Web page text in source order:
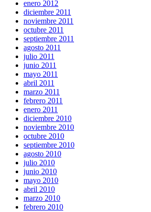
enero 2012
diciembre 2011
noviembre 2011
octubre 2011
septiembre 2011
agosto 2011
julio 2011
junio 2011
mayo 2011
abril 2011
marzo 2011
febrero 2011
enero 2011
diciembre 2010
noviembre 2010
octubre 2010
septiembre 2010
agosto 2010
julio 2010
junio 2010
mayo 2010
abril 2010
marzo 2010
febrero 2010